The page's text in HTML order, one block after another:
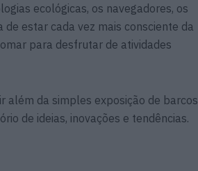
ecológicas, os navegadores, os
estar cada vez mais consciente da
para desfrutar de atividades
além da simples exposição de barcos
de ideias, inovações e tendências.